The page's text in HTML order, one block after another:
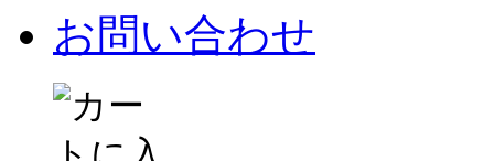
お問い合わせ